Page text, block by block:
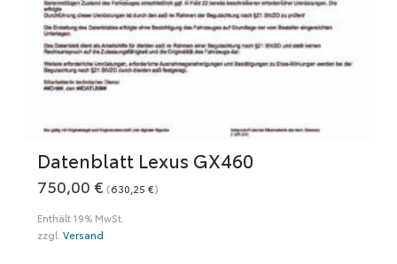
Datenblatt Lexus GX460
750,00 € (630,25 €)
Enthält 19% MwSt.
zzgl. Versand